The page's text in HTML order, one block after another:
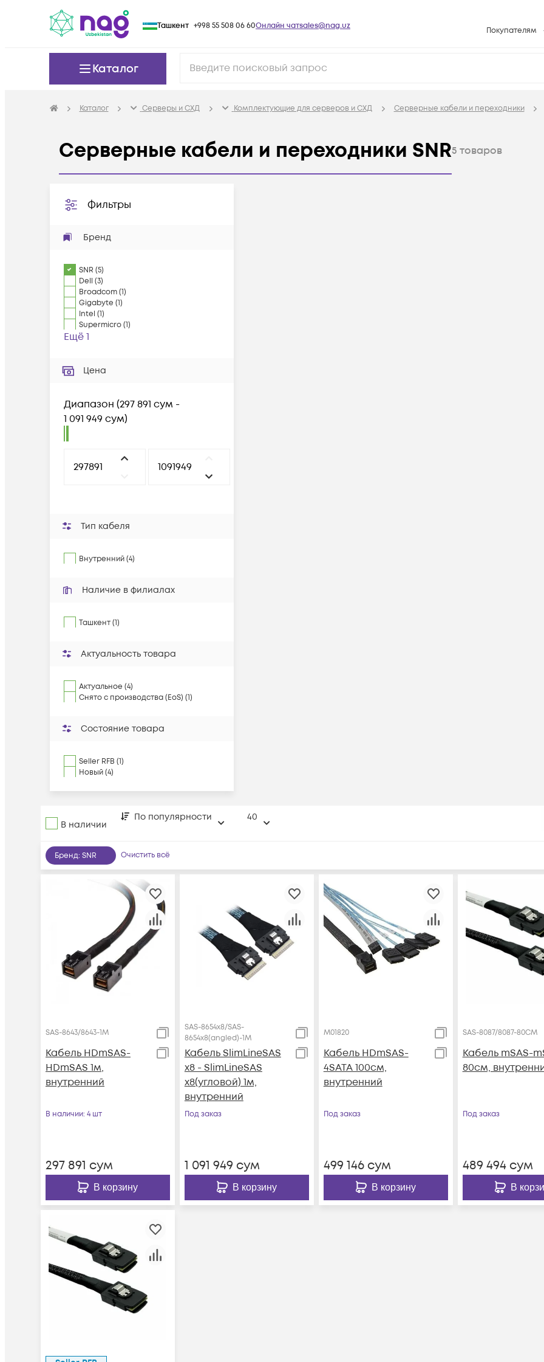
Ташкент +998 55 508 06 60Онлайн чатsales@nag.uz Покупателям
Вопросы и
База знаний
Каталог
Каталог Серверы и СХД Комплектующие для серверов и СХД Серверные кабели и переходники
Серверные кабели и переходники SNR5 товаров
Фильтры
Бренд
SNR (5)
Dell (3)
Broadcom(1)
Gigabyte (1)
Intel (1)
Supermicro(1)
Ещё 1
Цена
Диапазон (297 891 сум -
1 091 949 сум)
Тип кабеля
Внутренний (4)
Наличие в филиалах
Ташкент (1)
Актуальность товара
Актуальное (4)
Снято с производства (EoS) (1)
Состояние товара
Seller RFB (1)
Новый (4)
В наличии
По популярности 40
Бренд: SNR Очистить всё
SAS-8643/8643-1M
Кабель HDmSAS-
HDmSAS 1м,
внутренний
В наличии: 4 шт
297 891 сум
В корзину
SAS-8654x8/SAS-
8654x8(angled)-1M
Кабель SlimLineSAS
x8 - SlimLineSAS
x8(угловой) 1м,
внутренний
Под заказ
1 091 949 сум
В корзину
M01820
Кабель HDmSAS-
4SATA 100см,
внутренний
Под заказ
499 146сум
В корзину
SAS-8087/8087-80CM
Кабель mSAS-
80см,
Под заказ
489 494сум
В